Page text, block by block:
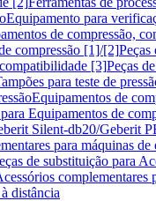
Equipamento para
de compressão,
compressão [1]/[2]Peças
[3]Peças
para teste de
Equipamentos de
Equipamentos de
Silent-db20/Geberit
para máquinas de
de substituição para
complementares
distância